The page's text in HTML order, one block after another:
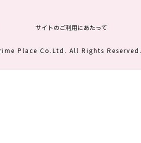
サイトのご利用にあたって
Place Co.Ltd. All Rights Reserved.